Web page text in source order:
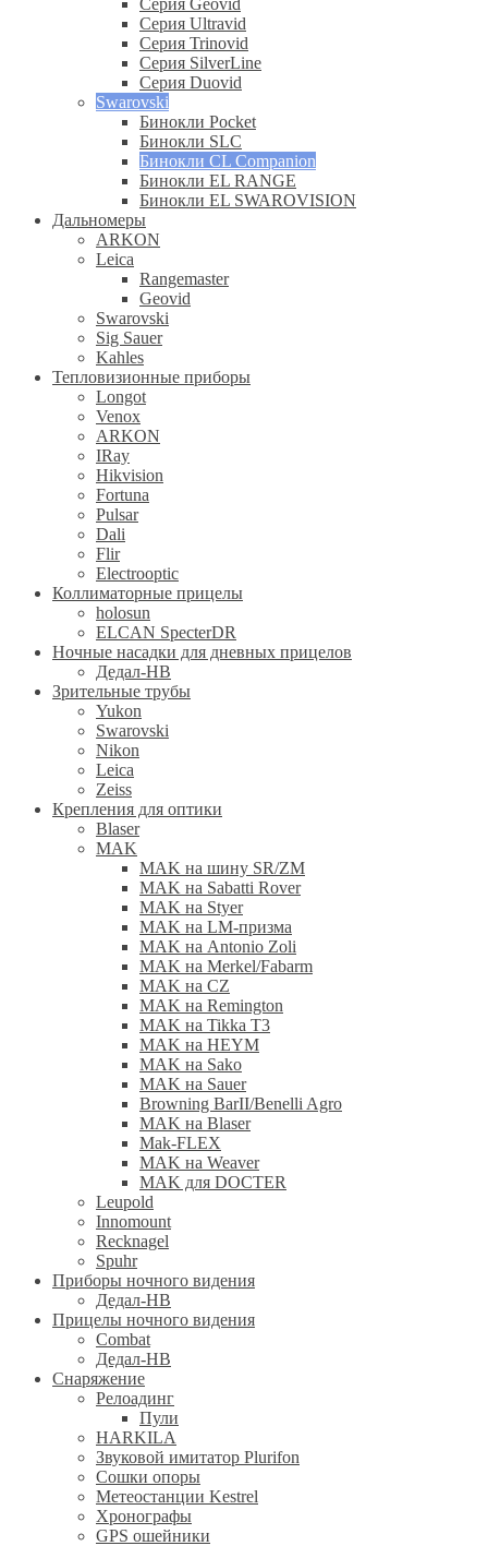
Серия Geovid
Серия Ultravid
Серия Trinovid
Серия SilverLine
Серия Duovid
Swarovski
Бинокли Pocket
Бинокли SLC
Бинокли CL Companion
Бинокли EL RANGE
Бинокли EL SWAROVISION
Дальномеры
ARKON
Leica
Rangemaster
Geovid
Swarovski
Sig Sauer
Kahles
Тепловизионные приборы
Longot
Venox
ARKON
IRay
Hikvision
Fortuna
Pulsar
Dali
Flir
Electrooptic
Коллиматорные прицелы
holosun
ELCAN SpecterDR
Ночные насадки для дневных прицелов
Дедал-НВ
Зрительные трубы
Yukon
Swarovski
Nikon
Leica
Zeiss
Крепления для оптики
Blaser
MAK
MAK на шину SR/ZM
MAK на Sabatti Rover
MAK на Styer
MAK на LM-призма
MAK на Antonio Zoli
MAK на Merkel/Fabarm
MAK на CZ
MAK на Remington
MAK на Tikka T3
MAK на HEYM
MAK на Sako
MAK на Sauer
Browning BarII/Benelli Agro
MAK на Blaser
Mak-FLEX
MAK на Weaver
MAK для DOCTER
Leupold
Innomount
Recknagel
Spuhr
Приборы ночного видения
Дедал-НВ
Прицелы ночного видения
Combat
Дедал-НВ
Снаряжение
Релоадинг
Пули
HARKILA
Звуковой имитатор Plurifon
Сошки опоры
Метеостанции Kestrel
Хронографы
GPS ошейники